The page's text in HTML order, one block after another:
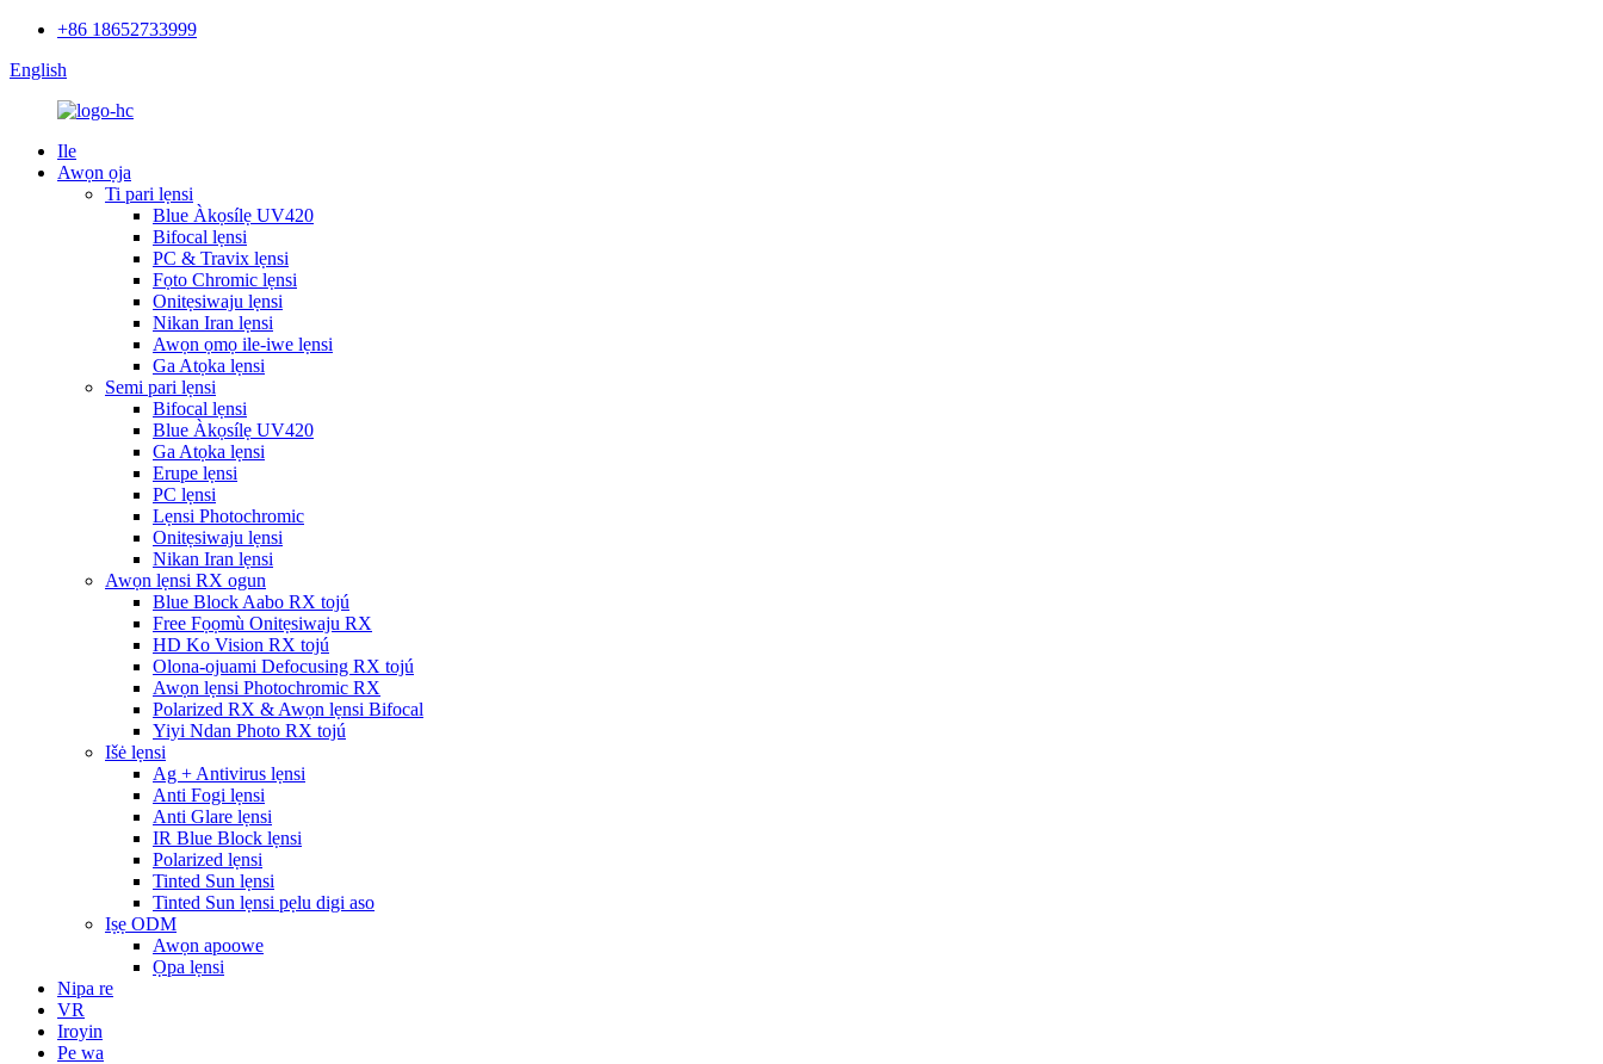
+86 18652733999
English
Ile
Awọn ọja
Ti pari lẹnsi
Blue Àkọsílẹ UV420
Bifocal lẹnsi
PC & Travix lẹnsi
Fọto Chromic lẹnsi
Onitẹsiwaju lẹnsi
Nikan Iran lẹnsi
Awọn ọmọ ile-iwe lẹnsi
Ga Atọka lẹnsi
Semi pari lẹnsi
Bifocal lẹnsi
Blue Àkọsílẹ UV420
Ga Atọka lẹnsi
Erupe lẹnsi
PC lẹnsi
Lẹnsi Photochromic
Onitẹsiwaju lẹnsi
Nikan Iran lẹnsi
Awọn lẹnsi RX ogun
Blue Block Aabo RX tojú
Free Fọọmù Onitẹsiwaju RX
HD Ko Vision RX tojú
Olona-ojuami Defocusing RX tojú
Awọn lẹnsi Photochromic RX
Polarized RX & Awọn lẹnsi Bifocal
Yiyi Ndan Photo RX tojú
Išė lẹnsi
Ag + Antivirus lẹnsi
Anti Fogi lẹnsi
Anti Glare lẹnsi
IR Blue Block lẹnsi
Polarized lẹnsi
Tinted Sun lẹnsi
Tinted Sun lẹnsi pẹlu digi aso
Iṣẹ ODM
Awọn apoowe
Ọpa lẹnsi
Nipa re
VR
Iroyin
Pe wa